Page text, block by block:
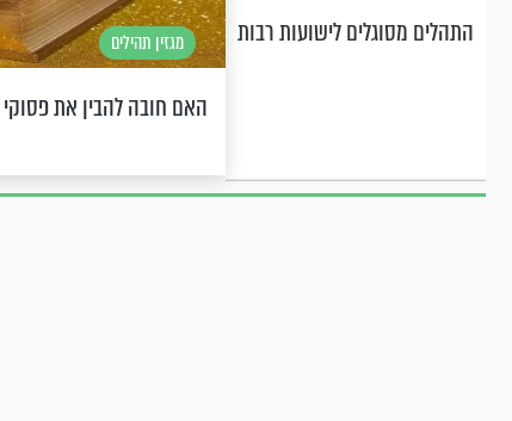
התהלים מסוגלים לישועות רבות מגזין תהילים
האם חובה להבין את